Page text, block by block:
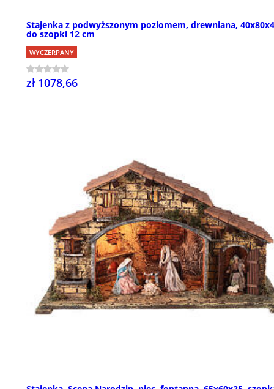
Stajenka z podwyższonym poziomem, drewniana,
do szopki 12 cm
WYCZERPANY
zł 1078,66